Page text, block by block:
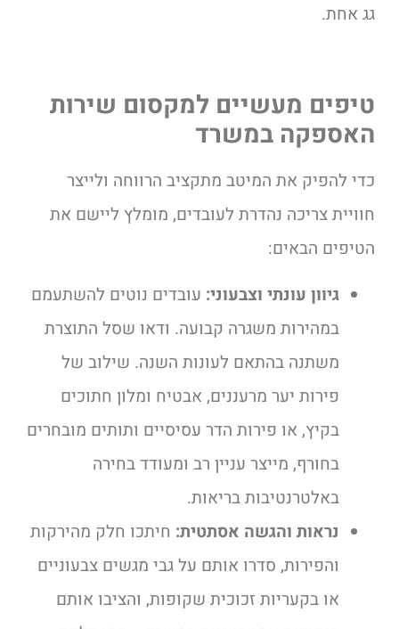
גג אחת.
טיפים מעשיים למקסום שירות
האספקה במשרד
כדי להפיק את המיטב מתקציב הרווחה ולייצר
חוויית צריכה נהדרת לעובדים, מומלץ ליישם את
הטיפים הבאים:
גיוון עונתי וצבעוני: עובדים נוטים להשתעמם
במהירות משגרה קבועה. ודאו שסל התוצרת
משתנה בהתאם לעונות השנה. שילוב של
פירות יער מרעננים, אבטיח ומלון חתוכים
בקיץ, או פירות הדר עסיסיים ותותים מובחרים
בחורף, מייצר עניין רב ומעודד בחירה
באלטרנטיבות בריאות.
נראות והגשה אסתטית: חיתכו חלק מהירקות
והפירות, סדרו אותם על גבי מגשים צבעוניים
או בקעריות זכוכית שקופות, והציבו אותם